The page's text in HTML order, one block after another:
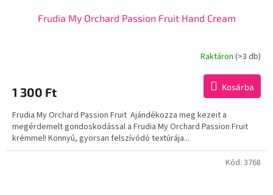
Frudia My Orchard Passion Fruit Hand Cream
értékelése
ből
5,0
csillag.
Raktáron(>3 db)
1 300 Ft Kosárba
Frudia My Orchard Passion Fruit Ajándékozza meg kezeit a
megérdemelt gondoskodással a Frudia My Orchard Passion Fruit
krémmel! Könnyű, gyorsan felszívódó textúrája...
Kód: 3768